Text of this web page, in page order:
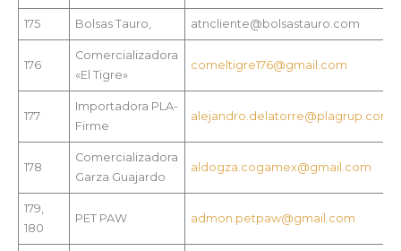
175 Bolsas Tauro, atncliente@bolsastauro.com
176
Comercializadora
«El Tigre»
comeltigre176@gmail.com
177
Importadora PLA-
Firme
alejandro.delatorre@plagrup.com
178
Comercializadora
Garza Guajardo
aldogza.cogamex@gmail.com
179,
180
PET PAW admon.petpaw@gmail.com